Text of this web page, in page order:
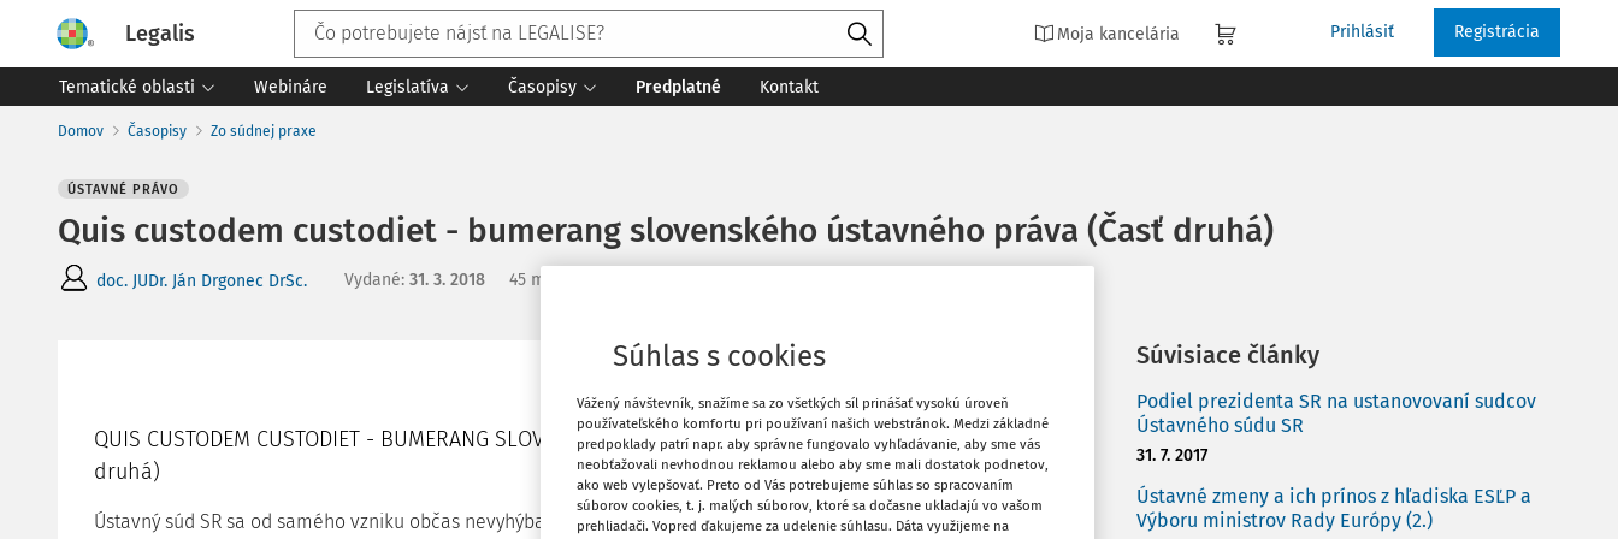
Legalis Moja kancelária Prihlásiť Registrácia
Tematické oblasti Webináre Legislatíva Časopisy Predplatné Kontakt
Domov Časopisy Zo súdnej praxe
ÚSTAVNÉ PRÁVO
Quis custodem custodiet - bumerang slovenského ústavného práva (Časť druhá)
doc. JUDr. Ján Drgonec DrSc. Vydané: 31. 3. 2018 45 minút čítania
QUIS CUSTODEM CUSTODIET - BUMERANG SLOVENSKÉHO ÚSTAVNÉHO PRÁVA (Časť
druhá)
Ústavný súd SR sa od samého vzniku občas nevyhýba účelovému rozhodovaniu a účelovým
Obľúbené
Zdieľať
Súvisiace články
Podiel prezidenta SR na ustanovovaní sudcov
Ústavného súdu SR
31. 7. 2017
Ústavné zmeny a ich prínos z hľadiska ESĽP a
Výboru ministrov Rady Európy (2.)
Súhlas s cookies
Vážený návštevník, snažíme sa zo všetkých síl prinášať vysokú úroveň
používateľského komfortu pri používaní našich webstránok. Medzi základné
predpoklady patrí napr. aby správne fungovalo vyhľadávanie, aby sme vás
neobťažovali nevhodnou reklamou alebo aby sme mali dostatok podnetov,
ako web vylepšovať. Preto od Vás potrebujeme súhlas so spracovaním
súborov cookies, t. j. malých súborov, ktoré sa dočasne ukladajú vo vašom
prehliadači. Vopred ďakujeme za udelenie súhlasu. Dáta využijeme na